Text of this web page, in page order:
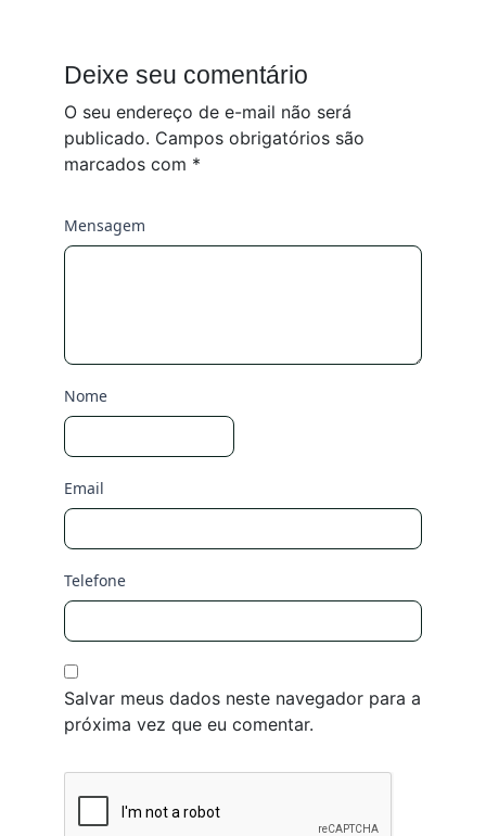
Deixe seu comentário
O seu endereço de e-mail não será
publicado. Campos obrigatórios são
marcados com *
Mensagem
Nome
Email
Telefone
Salvar meus dados neste navegador para a
próxima vez que eu comentar.